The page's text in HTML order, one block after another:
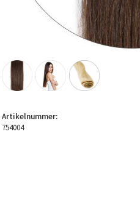
Artikelnummer:
754004